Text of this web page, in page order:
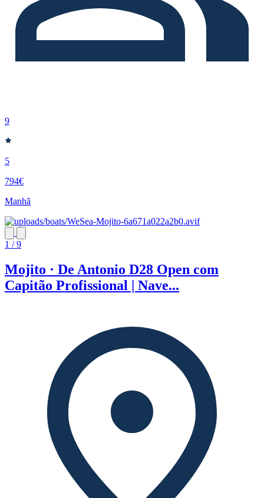
9
5
794€
Manhã
1 / 9
Mojito · De Antonio D28 Open com
Capitão Profissional | Nave...